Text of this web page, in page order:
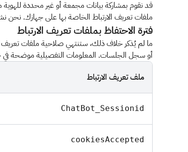
ملفات تعريف الارتباط الخاصة بها على جهازك.
فترة الاحتفاظ بملفات تعريف الارتباط
ما لم يُذكر خلاف ذلك، ستنتهي صلاحية ملفات تعريف
أو سجل الجلسات. المعلومات التفصيلية موضحة في
ملف تعريف الارتباط
ChatBot_Sessionid
cookiesAccepted